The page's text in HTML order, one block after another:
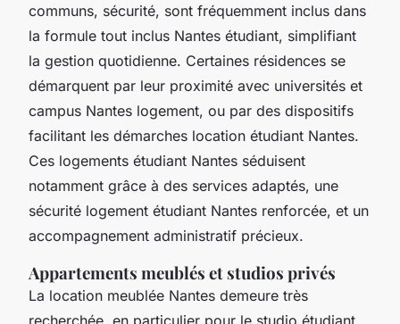
communs, sécurité, sont fréquemment inclus dans
la formule tout inclus Nantes étudiant, simplifiant
la gestion quotidienne. Certaines résidences se
démarquent par leur proximité avec universités et
campus Nantes logement, ou par des dispositifs
facilitant les démarches location étudiant Nantes.
Ces logements étudiant Nantes séduisent
notamment grâce à des services adaptés, une
sécurité logement étudiant Nantes renforcée, et un
accompagnement administratif précieux.
Appartements meublés et studios privés
La location meublée Nantes demeure très
recherchée, en particulier pour le studio étudiant